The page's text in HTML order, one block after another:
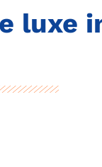
luxe